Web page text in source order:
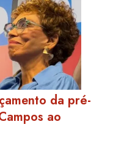
da pré-
ao